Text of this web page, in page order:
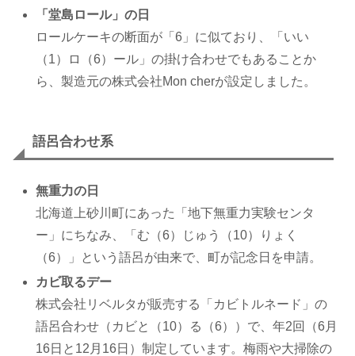
「堂島ロール」の日
ロールケーキの断面が「6」に似ており、「いい
（1）ロ（6）ール」の掛け合わせでもあることか
ら、製造元の株式会社Mon cherが設定しました。
語呂合わせ系
無重力の日
北海道上砂川町にあった「地下無重力実験センタ
ー」にちなみ、「む（6）じゅう（10）りょく
（6）」という語呂が由来で、町が記念日を申請。
カビ取るデー
株式会社リベルタが販売する「カビトルネード」の
語呂合わせ（カビと（10）る（6））で、年2回（6月
16日と12月16日）制定しています。梅雨や大掃除の